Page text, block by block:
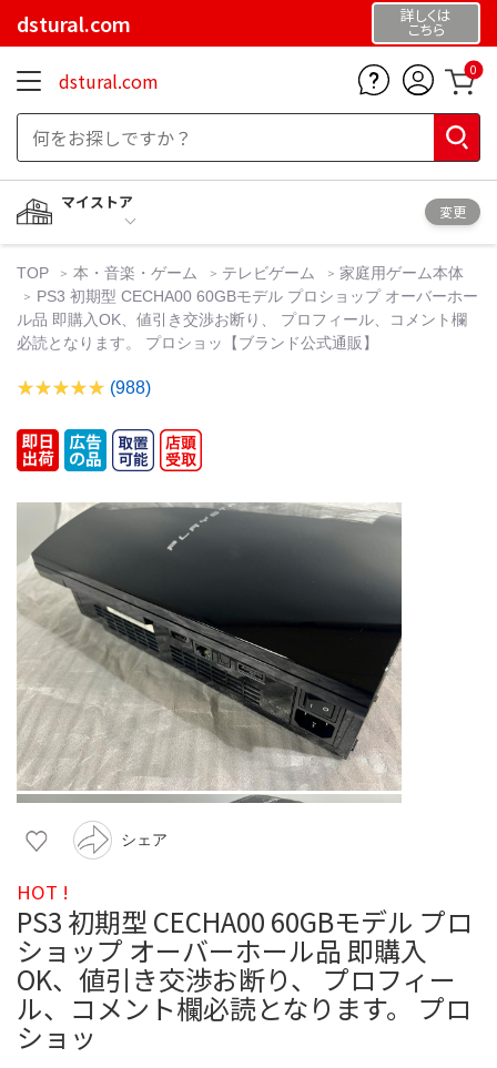
dstural.com 詳しくは
こちら
dstural.com 0
マイストア
変更
TOP 本・音楽・ゲーム テレビゲーム
家庭用ゲーム本体
PS3 初期型 CECHA00 60GBモデル プロショップ オーバーホー
ル品 即購入OK、値引き交渉お断り、 プロフィール、コメント欄
必読となります。 プロショッ【ブランド公式通販】
(988)
シェア
HOT !
PS3 初期型 CECHA00 60GBモデル プロ
ショップ オーバーホール品 即購入
OK、値引き交渉お断り、 プロフィー
ル、コメント欄必読となります。 プロ
ショッ